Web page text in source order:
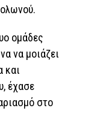
ομάδες
να μοιάζει
και
έχασε
στο